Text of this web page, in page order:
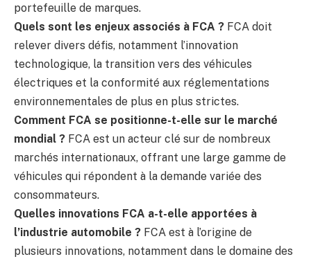
portefeuille de marques.
Quels sont les enjeux associés à FCA ? FCA doit
relever divers défis, notamment l’innovation
technologique, la transition vers des véhicules
électriques et la conformité aux réglementations
environnementales de plus en plus strictes.
Comment FCA se positionne-t-elle sur le marché
mondial ? FCA est un acteur clé sur de nombreux
marchés internationaux, offrant une large gamme de
véhicules qui répondent à la demande variée des
consommateurs.
Quelles innovations FCA a-t-elle apportées à
l’industrie automobile ? FCA est à l’origine de
plusieurs innovations, notamment dans le domaine des